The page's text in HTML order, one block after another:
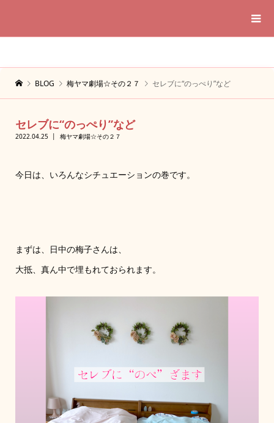
BLOG 梅ヤマ劇場☆その２７ セレブに“のっぺり”など
セレブに“のっぺり”など
2022.04.25 梅ヤマ劇場☆その２７
今日は、いろんなシチュエーションの巻です。
まずは、日中の梅子さんは、
大抵、真ん中で埋もれておられます。